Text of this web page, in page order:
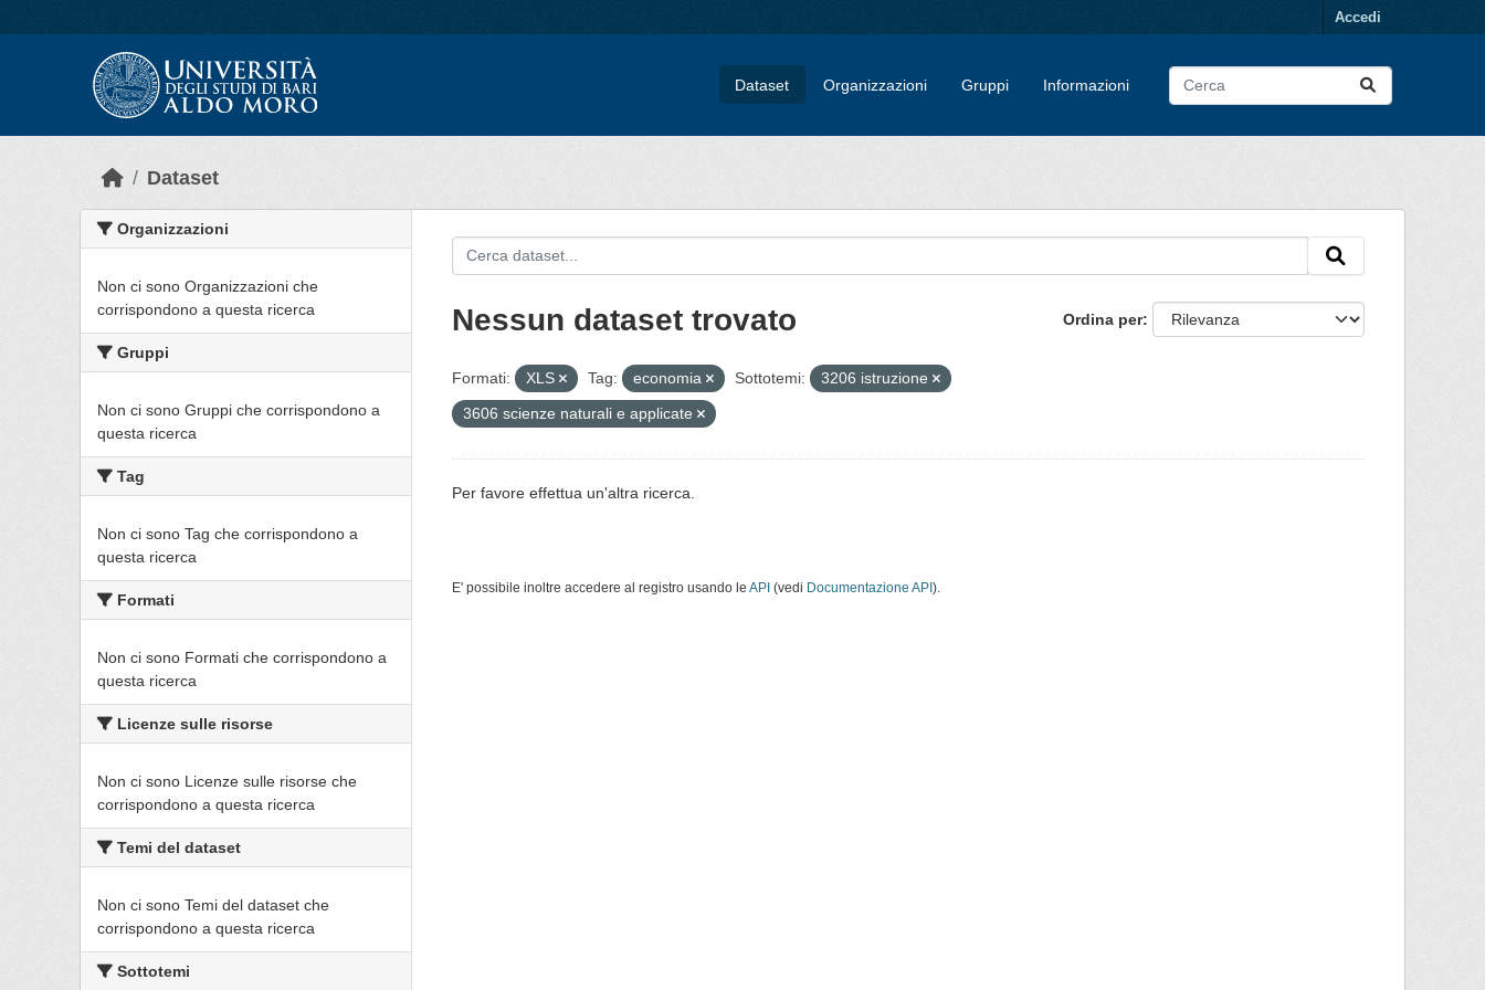
Accedi
Dataset Organizzazioni Gruppi Informazioni
Dataset
Organizzazioni
Non ci sono Organizzazioni che
corrispondono a questa ricerca
Gruppi
Non ci sono Gruppi che corrispondono a
questa ricerca
Tag
Non ci sono Tag che corrispondono a
questa ricerca
Formati
Non ci sono Formati che corrispondono a
questa ricerca
Licenze sulle risorse
Non ci sono Licenze sulle risorse che
corrispondono a questa ricerca
Temi del dataset
Non ci sono Temi del dataset che
corrispondono a questa ricerca
Sottotemi
Ordina per
Nessun dataset trovato
Formati: XLS Tag: economia Sottotemi:
3206 istruzione
3606 scienze naturali e applicate
Per favore effettua un'altra ricerca.
E' possibile inoltre accedere al registro usando le API (vedi Documentazione API ).